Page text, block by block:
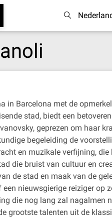
Barcelona met de
stad, biedt een
geprezen om haar
begeleiding de
en muzikale verfijning,
die bruist van cultuur en
de stad en maak van de
nieuwsgierige reiziger op
die nog lang zal nagalmen
grootste talenten uit de